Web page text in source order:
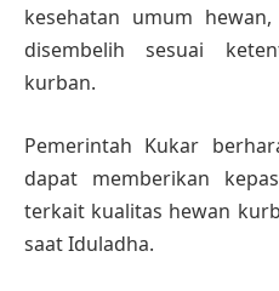
kesehatan umum
disembelih sesuai
kurban.
Pemerintah Kukar
dapat memberikan
terkait kualitas hewan
saat Iduladha.